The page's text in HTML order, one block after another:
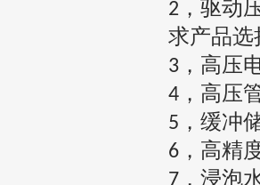
2 ，驱动
求产品
3 ，高压
4 ，高压
5 ，缓冲
6 ，高精
7 ， 浸泡